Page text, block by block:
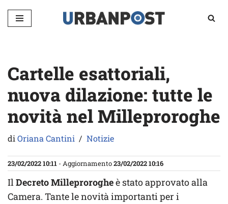
Vai
Cartelle esattoriali,
nuova dilazione: tutte le
novità nel Milleproroghe
diOriana Cantini Notizie
23/02/2022 10:11 - Aggiornamento23/02/2022 10:16
IlDecreto Milleprorogheè stato approvato alla
Camera. Tante le novità importanti per i